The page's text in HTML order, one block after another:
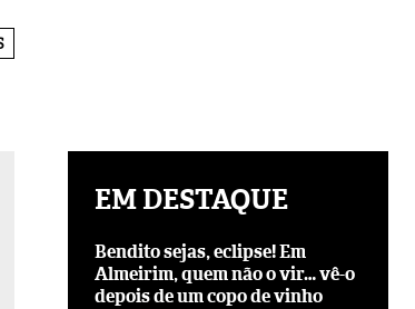
EM DESTAQUE
Bendito sejas, eclipse! Em
Almeirim, quem não o vir… vê-o
depois de um copo de vinho